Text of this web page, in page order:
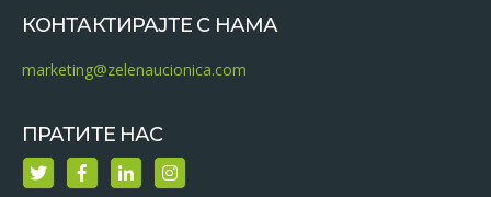
КОНТАКТИРАЈТЕ С НАМА
marketing@zelenaucionica.com
ПРАТИТЕ НАС